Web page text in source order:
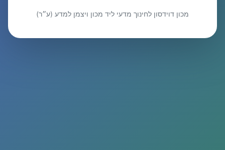
מכון דוידסון לחינוך מדעי ליד מכון ויצמן למדע (ע״ר)